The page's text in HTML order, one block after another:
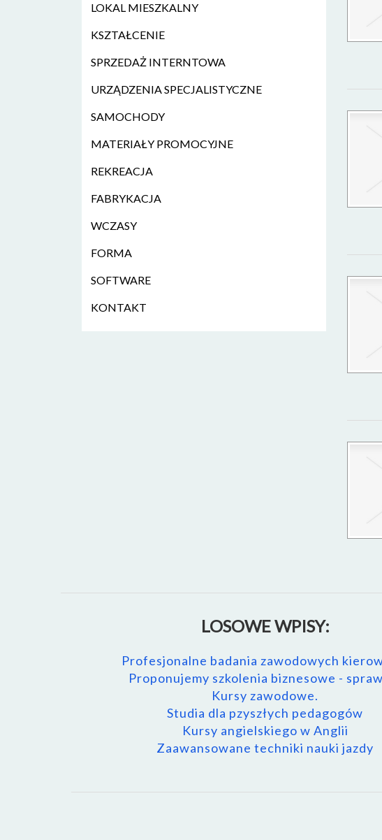
LOKAL MIESZKALNY
KSZTAŁCENIE
SPRZEDAŻ INTERNTOWA
URZĄDZENIA SPECJALISTYCZNE
SAMOCHODY
MATERIAŁY PROMOCYJNE
REKREACJA
FABRYKACJA
WCZASY
FORMA
SOFTWARE
KONTAKT
LOSOWE WPISY:
Profesjonalne badania zawodowych
Proponujemy szkolenia biznesowe -
Kursy zawodowe.
Studia dla pzyszłych pedagogów
Kursy angielskiego w Anglii
Zaawansowane techniki nauki jazdy